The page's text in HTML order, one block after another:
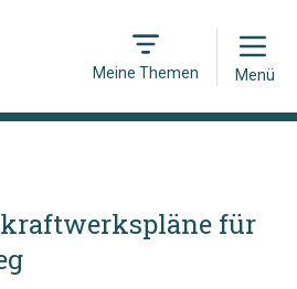
Meine Themen
Open
Menü
für